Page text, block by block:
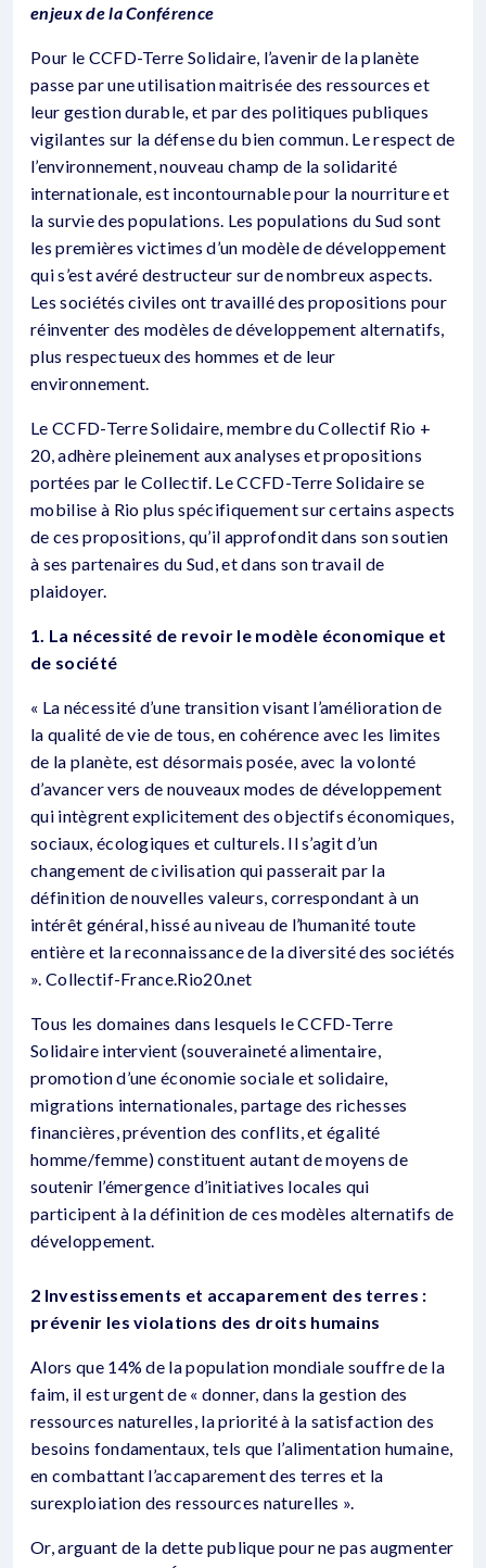
enjeux de la Conférence
Pour le CCFD-Terre Solidaire, l’avenir de la planète
passe par une utilisation maitrisée des ressources et
leur gestion durable, et par des politiques publiques
vigilantes sur la défense du bien commun. Le respect de
l’environnement, nouveau champ de la solidarité
internationale, est incontournable pour la nourriture et
la survie des populations. Les populations du Sud sont
les premières victimes d’un modèle de développement
qui s’est avéré destructeur sur de nombreux aspects.
Les sociétés civiles ont travaillé des propositions pour
réinventer des modèles de développement alternatifs,
plus respectueux des hommes et de leur
environnement.
Le CCFD-Terre Solidaire, membre du Collectif Rio +
20, adhère pleinement aux analyses et propositions
portées par le Collectif. Le CCFD-Terre Solidaire se
mobilise à Rio plus spécifiquement sur certains aspects
de ces propositions, qu’il approfondit dans son soutien
à ses partenaires du Sud, et dans son travail de
plaidoyer.
1. La nécessité de revoir le modèle économique et
de société
« La nécessité d’une transition visant l’amélioration de
la qualité de vie de tous, en cohérence avec les limites
de la planète, est désormais posée, avec la volonté
d’avancer vers de nouveaux modes de développement
qui intègrent explicitement des objectifs économiques,
sociaux, écologiques et culturels. Il s’agit d’un
changement de civilisation qui passerait par la
définition de nouvelles valeurs, correspondant à un
intérêt général, hissé au niveau de l’humanité toute
entière et la reconnaissance de la diversité des sociétés
». Collectif-France.Rio20.net
Tous les domaines dans lesquels le CCFD-Terre
Solidaire intervient (souveraineté alimentaire,
promotion d’une économie sociale et solidaire,
migrations internationales, partage des richesses
financières, prévention des conflits, et égalité
homme/femme) constituent autant de moyens de
soutenir l’émergence d’initiatives locales qui
participent à la définition de ces modèles alternatifs de
développement.
2 Investissements et accaparement des terres :
prévenir les violations des droits humains
Alors que 14% de la population mondiale souffre de la
faim, il est urgent de « donner, dans la gestion des
ressources naturelles, la priorité à la satisfaction des
besoins fondamentaux, tels que l’alimentation humaine,
en combattant l’accaparement des terres et la
surexploiation des ressources naturelles ».
Or, arguant de la dette publique pour ne pas augmenter